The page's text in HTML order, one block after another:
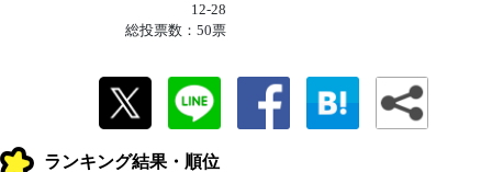
12-28
総投票数：50票
ランキング結果・順位